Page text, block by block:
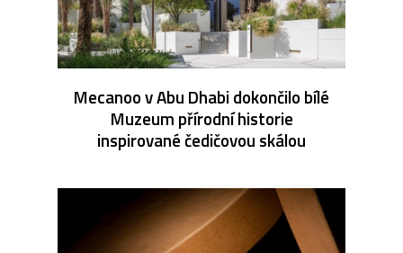
Mecanoo v Abu Dhabi dokončilo bílé
Muzeum přírodní historie
inspirované čedičovou skálou